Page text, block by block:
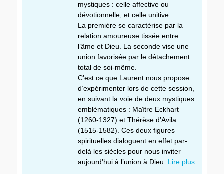
mystiques : celle affective ou
dévotionnelle, et celle unitive.
La première se caractérise par la
relation amoureuse tissée entre
l’âme et Dieu. La seconde vise une
union favorisée par le détachement
total de soi-même.
C’est ce que Laurent nous propose
d’expérimenter lors de cette session,
en suivant la voie de deux mystiques
emblématiques : Maître Eckhart
(1260-1327) et Thérèse d’Avila
(1515-1582). Ces deux figures
spirituelles dialoguent en effet par-
delà les siècles pour nous inviter
aujourd’hui à l’union à Dieu. Lire plus